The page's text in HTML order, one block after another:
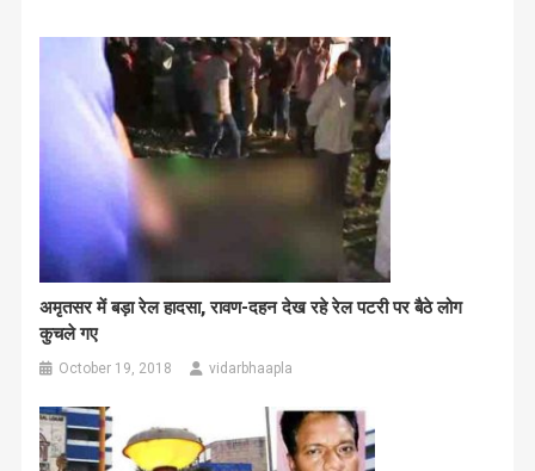
अमृतसर में बड़ा रेल हादसा, रावण-दहन देख रहे रेल पटरी पर बैठे लोग
कुचले गए
October 19, 2018 vidarbhaapla